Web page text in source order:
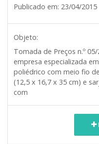
Publicado em: 23/04/2015
Objeto:
Tomada de Preços n.º 05/
empresa especializada
poliédrico com meio fio
(12,5 x 16,7 x 35 cm) e
com